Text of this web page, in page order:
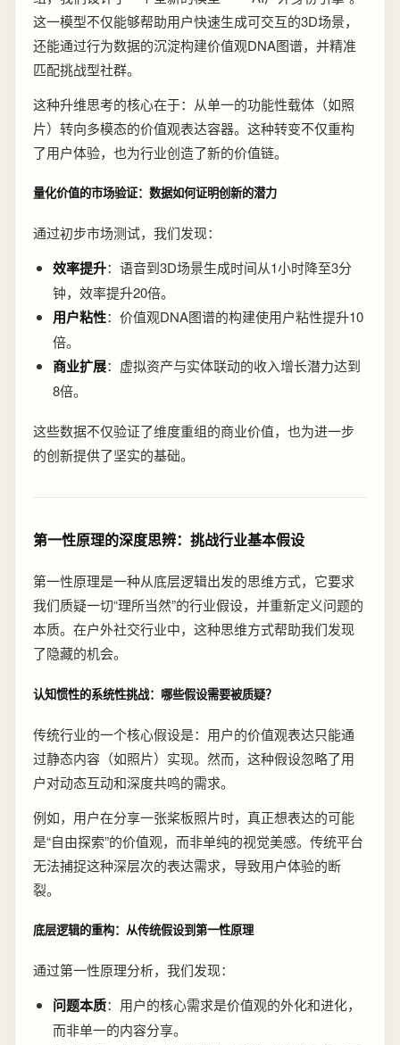
这一模型不仅能够帮助用户快速生成可交互的3D场景，
还能通过行为数据的沉淀构建价值观DNA图谱，并精准
匹配挑战型社群。
这种升维思考的核心在于：从单一的功能性载体（如照
片）转向多模态的价值观表达容器。这种转变不仅重构
了用户体验，也为行业创造了新的价值链。
量化价值的市场验证：数据如何证明创新的潜力
通过初步市场测试，我们发现：
效率提升：语音到3D场景生成时间从1小时降至3分
钟，效率提升20倍。
用户粘性：价值观DNA图谱的构建使用户粘性提升10
倍。
商业扩展：虚拟资产与实体联动的收入增长潜力达到
8倍。
这些数据不仅验证了维度重组的商业价值，也为进一步
的创新提供了坚实的基础。
第一性原理的深度思辨：挑战行业基本假设
第一性原理是一种从底层逻辑出发的思维方式，它要求
我们质疑一切“理所当然”的行业假设，并重新定义问题的
本质。在户外社交行业中，这种思维方式帮助我们发现
了隐藏的机会。
认知惯性的系统性挑战：哪些假设需要被质疑？
传统行业的一个核心假设是：用户的价值观表达只能通
过静态内容（如照片）实现。然而，这种假设忽略了用
户对动态互动和深度共鸣的需求。
例如，用户在分享一张桨板照片时，真正想表达的可能
是“自由探索”的价值观，而非单纯的视觉美感。传统平台
无法捕捉这种深层次的表达需求，导致用户体验的断
裂。
底层逻辑的重构：从传统假设到第一性原理
通过第一性原理分析，我们发现：
问题本质：用户的核心需求是价值观的外化和进化，
而非单一的内容分享。